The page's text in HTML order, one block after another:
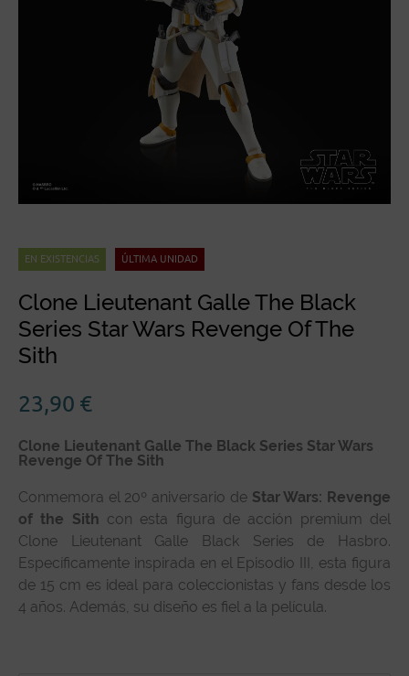
EN EXISTENCIAS ÚLTIMA UNIDAD
Clone Lieutenant Galle The Black
Series Star Wars Revenge Of The
Sith
23,90 €
Clone Lieutenant Galle The Black Series Star Wars
Revenge Of The Sith
Conmemora el 20º aniversario de Star Wars: Revenge
of the Sith con esta figura de acción premium del
Clone Lieutenant Galle Black Series de Hasbro.
Específicamente inspirada en el Episodio III, esta figura
de 15 cm es ideal para coleccionistas y fans desde los
4 años. Además, su diseño es fiel a la película.